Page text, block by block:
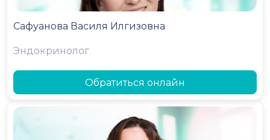
Сафуанова Василя Илгизовна
Эндокринолог
Обратиться онлайн